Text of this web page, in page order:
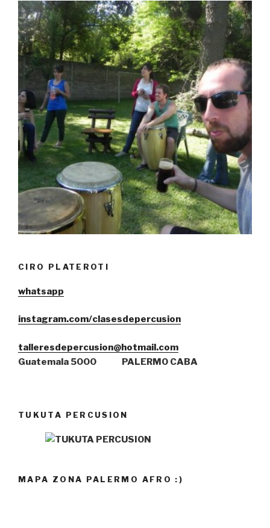
CIRO PLATEROTI
whatsapp
instagram.com/clasesdepercusion
talleresdepercusion@hotmail.com
Guatemala 5000 PALERMO CABA
TUKUTA PERCUSION
MAPA ZONA PALERMO AFRO :)